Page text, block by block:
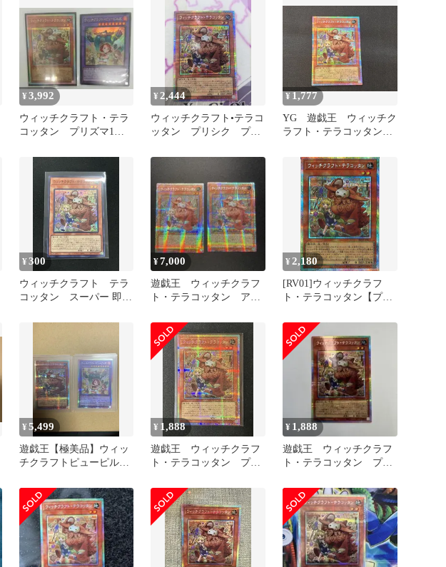
¥3,992
ウィッチクラフト・テラ
コッタン プリズマ1
¥2,444
ウィッチクラフト•テラコ
ッタン プリシク プリ
¥ 1,777
YG 遊戯王 ウィッチク
ラフト・テラコッタン
レットレア RV01-
JP023 プリシク ※商品
説明文確認
¥300
ウィッチクラフト テラ
コッタン スーパー 即購
¥7,000
遊戯王 ウィッチクラフ
ト・テラコッタン アジ
¥2,180
[RV01]ウィッチクラフ
ト・テラコッタン【プリ
トレア】RV01-JP023
ITBAW2037Z6S
¥5,499
遊戯王【極美品】ウィッ
チクラフトピューピル
シク
¥ 1,888
遊戯王 ウィッチクラフ
ト・テラコッタン プリ
¥ 1,888
遊戯王 ウィッチクラフ
ト・テラコッタン プリ